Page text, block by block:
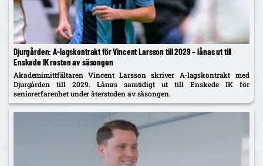
Djurgården: A‑lagskontrakt för Vincent Larsson till 2029 – lånas ut till
Enskede IK resten av säsongen
Akademimittfältaren Vincent Larsson skriver A‑lagskontrakt med
Djurgården till 2029. Lånas samtidigt ut till Enskede IK för
seniorerfarenhet under återstoden av säsongen.